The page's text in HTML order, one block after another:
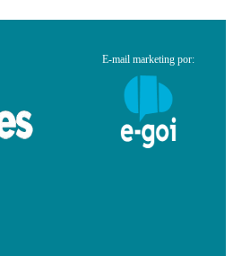
E-mail marketing por: